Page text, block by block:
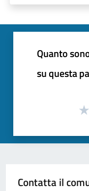
Quanto
su questa
Contatta il